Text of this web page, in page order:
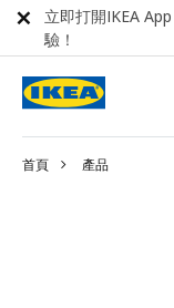
首頁 產品
立即打開IKEA
驗！